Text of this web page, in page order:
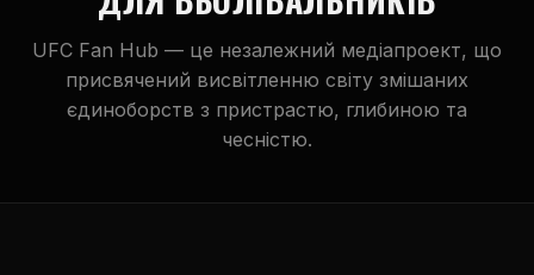
UFC Fan Hub — це незалежний медіапроект, що
присвячений висвітленню світу змішаних
єдиноборств з пристрастю, глибиною та
чесністю.